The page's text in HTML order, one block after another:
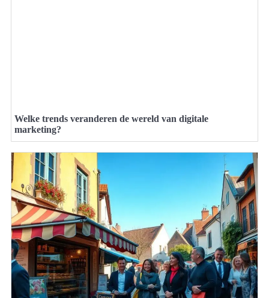
Welke trends veranderen de wereld van digitale
marketing?